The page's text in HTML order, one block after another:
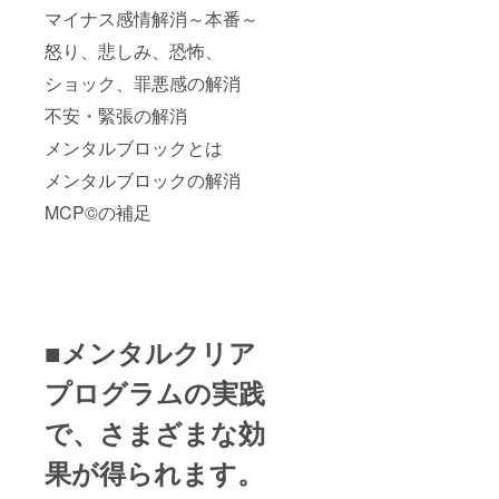
マイナス感情解消～本番～
怒り、悲しみ、恐怖、
ショック、罪悪感の解消
不安・緊張の解消
メンタルブロックとは
メンタルブロックの解消
MCP©の補足
■メンタルクリア
プログラムの実践
で、さまざまな効
果が得られます。